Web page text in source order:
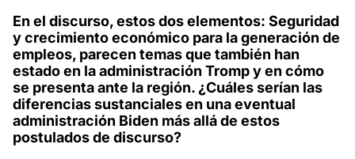
En el discurso, estos dos elementos: Seguridad
y crecimiento económico para la generación de
empleos, parecen temas que también han
estado en la administración Tromp y en cómo
se presenta ante la región. ¿Cuáles serían las
diferencias sustanciales en una eventual
administración Biden más allá de estos
postulados de discurso?